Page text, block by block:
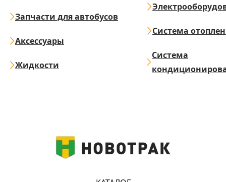
Запчасти для автобусов
Аксессуары
Жидкости
Система
Система